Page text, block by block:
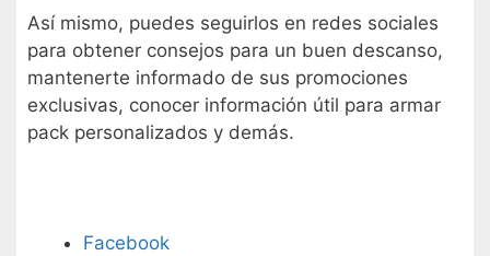
Así mismo, puedes seguirlos en redes sociales
para obtener consejos para un buen descanso,
mantenerte informado de sus promociones
exclusivas, conocer información útil para armar
pack personalizados y demás.
Facebook